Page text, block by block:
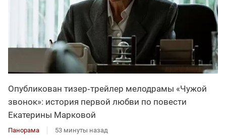
Опубликован тизер‑трейлер мелодрамы «Чужой
звонок»: история первой любви по повести
Екатерины Марковой
Панорама 53 минуты назад